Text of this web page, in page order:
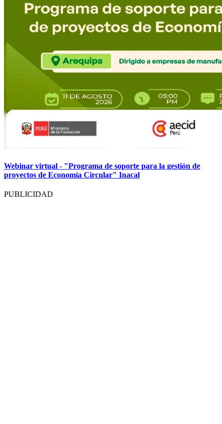
Webinar virtual - "Programa de soporte para la gestión de
proyectos de Economía Circular" Inacal
PUBLICIDAD